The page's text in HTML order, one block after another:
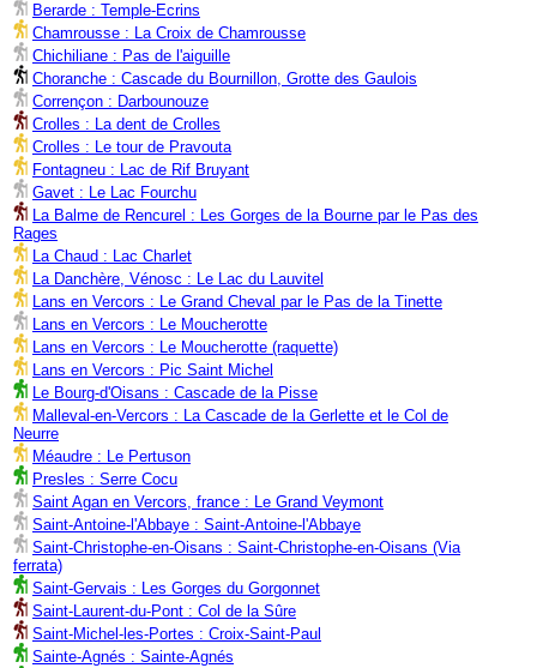
Berarde : Temple-Ecrins
Chamrousse : La Croix de Chamrousse
Chichiliane : Pas de l'aiguille
Choranche : Cascade du Bournillon, Grotte des Gaulois
Corrençon : Darbounouze
Crolles : La dent de Crolles
Crolles : Le tour de Pravouta
Fontagneu : Lac de Rif Bruyant
Gavet : Le Lac Fourchu
La Balme de Rencurel : Les Gorges de la Bourne par le Pas des
Rages
La Chaud : Lac Charlet
La Danchère, Vénosc : Le Lac du Lauvitel
Lans en Vercors : Le Grand Cheval par le Pas de la Tinette
Lans en Vercors : Le Moucherotte
Lans en Vercors : Le Moucherotte (raquette)
Lans en Vercors : Pic Saint Michel
Le Bourg-d'Oisans : Cascade de la Pisse
Malleval-en-Vercors : La Cascade de la Gerlette et le Col de
Neurre
Méaudre : Le Pertuson
Presles : Serre Cocu
Saint Agan en Vercors, france : Le Grand Veymont
Saint-Antoine-l'Abbaye : Saint-Antoine-l'Abbaye
Saint-Christophe-en-Oisans : Saint-Christophe-en-Oisans (Via
ferrata)
Saint-Gervais : Les Gorges du Gorgonnet
Saint-Laurent-du-Pont : Col de la Sûre
Saint-Michel-les-Portes : Croix-Saint-Paul
Sainte-Agnés : Sainte-Agnés